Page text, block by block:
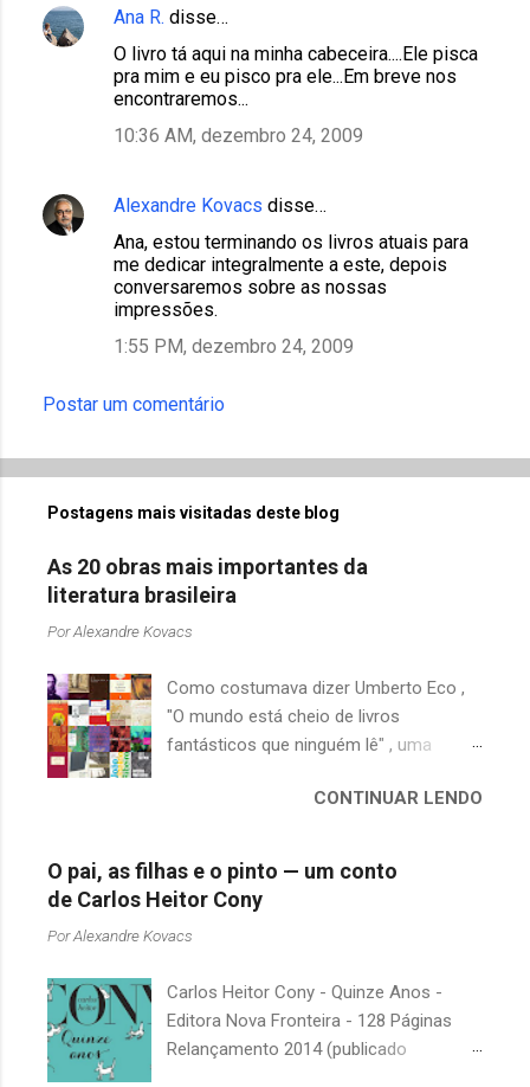
Ana R. disse…
O livro tá aqui na minha cabeceira....Ele pisca
pra mim e eu pisco pra ele...Em breve nos
encontraremos...
10:36 AM, dezembro 24, 2009
Alexandre Kovacs disse…
Ana, estou terminando os livros atuais para
me dedicar integralmente a este, depois
conversaremos sobre as nossas
impressões.
1:55 PM, dezembro 24, 2009
Postar um comentário
Postagens mais visitadas deste blog
As 20 obras mais importantes da
literatura brasileira
PorAlexandre Kovacs
Como costumava dizer Umberto Eco ,
"O mundo está cheio de livros
fantásticos que ninguém lê" , uma
quando falamos de clássicos da
escritores brasileiros, somos forçados
a uma avaliação burocrática na escola e
acabamos adquirindo uma certa
antipatia a determinado livro ou autor
justamente o contrário. É surpreendente
como uma segunda visita a essas
obras, já em nossa maturidade, pode
CONTINUAR LENDO
O pai, as filhas e o pinto — um conto
de Carlos Heitor Cony
PorAlexandre Kovacs
Carlos Heitor Cony - Quinze Anos -
Editora Nova Fronteira - 128 Páginas
Relançamento 2014 (publicado